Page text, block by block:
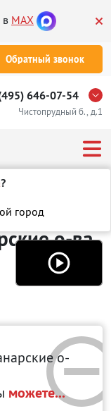
в MAX
Обратный звонок
646-07-54
Чистопрудный б., д.1
?
город
о-ва
о-ва
о-
можете...